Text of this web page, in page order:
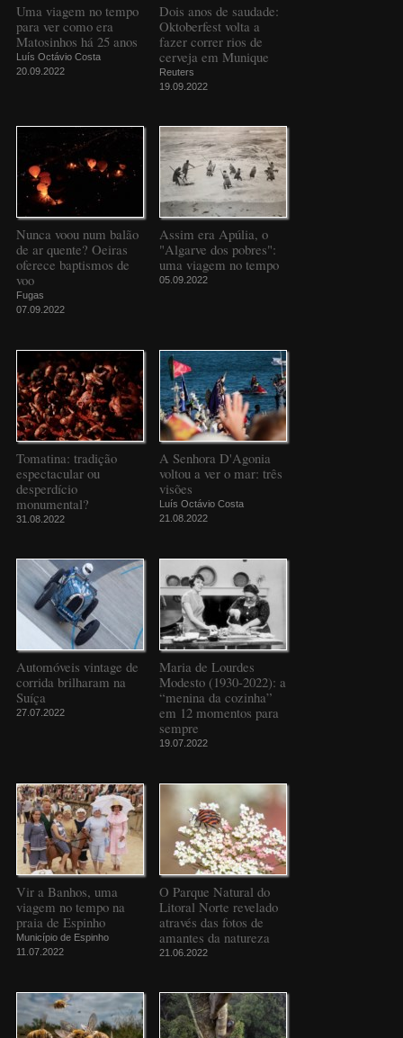
Uma viagem no tempo
para ver como era
Matosinhos há 25 anos
Luís Octávio Costa
20.09.2022
Dois anos de saudade:
Oktoberfest volta a
fazer correr rios de
cerveja em Munique
Reuters
19.09.2022
Nunca voou num balão
de ar quente? Oeiras
oferece baptismos de
voo
Fugas
07.09.2022
Assim era Apúlia, o
"Algarve dos pobres":
uma viagem no tempo
05.09.2022
Tomatina: tradição
espectacular ou
desperdício
monumental?
31.08.2022
A Senhora D'Agonia
voltou a ver o mar: três
visões
Luís Octávio Costa
21.08.2022
Automóveis vintage de
corrida brilharam na
Suíça
27.07.2022
Maria de Lourdes
Modesto (1930-2022): a
“menina da cozinha”
em 12 momentos para
sempre
19.07.2022
Vir a Banhos, uma
viagem no tempo na
praia de Espinho
Município de Espinho
11.07.2022
O Parque Natural do
Litoral Norte revelado
através das fotos de
amantes da natureza
21.06.2022